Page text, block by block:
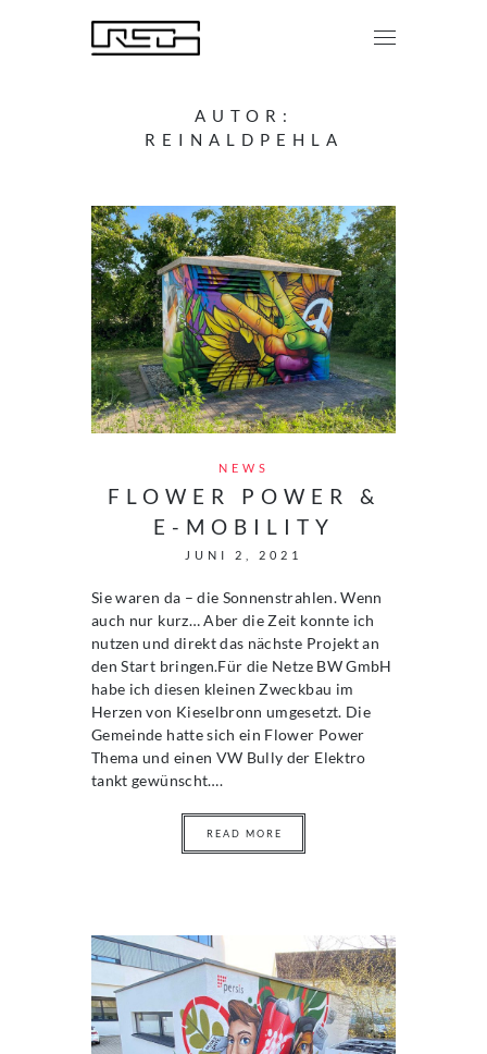
AUTOR:
REINALDPEHLA
NEWS
FLOWER POWER &
E-MOBILITY
JUNI 2, 2021
Sie waren da – die Sonnenstrahlen. Wenn
auch nur kurz… Aber die Zeit konnte ich
nutzen und direkt das nächste Projekt an
den Start bringen.Für die Netze BW GmbH
habe ich diesen kleinen Zweckbau im
Herzen von Kieselbronn umgesetzt. Die
Gemeinde hatte sich ein Flower Power
Thema und einen VW Bully der Elektro
tankt gewünscht….
READ MORE